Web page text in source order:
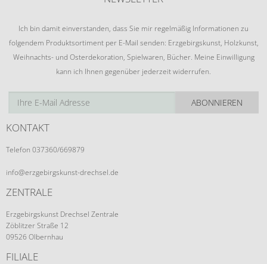
Ich bin damit einverstanden, dass Sie mir regelmäßig Informationen zu
folgendem Produktsortiment per E-Mail senden: Erzgebirgskunst, Holzkunst,
Weihnachts- und Osterdekoration, Spielwaren, Bücher. Meine Einwilligung
kann ich Ihnen gegenüber jederzeit widerrufen.
ABONNIEREN
KONTAKT
Telefon 037360/669879
info@erzgebirgskunst-drechsel.de
ZENTRALE
Erzgebirgskunst Drechsel Zentrale
Zöblitzer Straße 12
09526 Olbernhau
FILIALE